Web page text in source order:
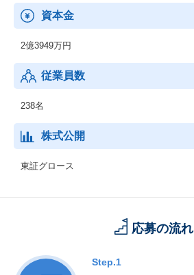
サービスを提供しています。
資本金
2億3949万円
従業員数
238名
株式公開
東証グロース
応募の流れ
Step.1